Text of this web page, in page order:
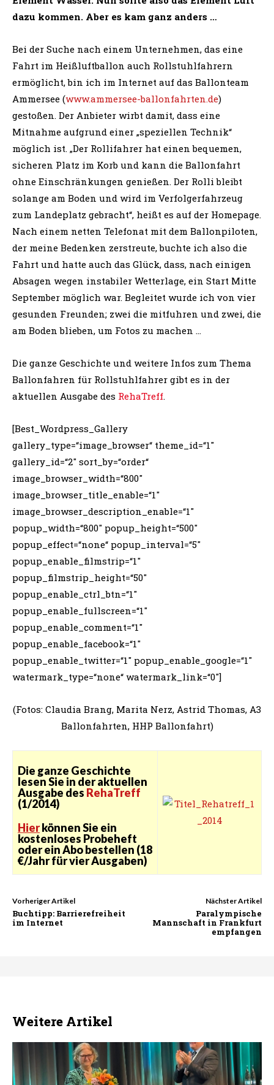
dazu kommen. Aber es kam ganz anders …
Bei der Suche nach einem Unternehmen, das eine
Fahrt im Heißluftballon auch Rollstuhlfahrern
ermöglicht, bin ich im Internet auf das Ballonteam
Ammersee (www.ammersee-ballonfahrten.de)
gestoßen. Der Anbieter wirbt damit, dass eine
Mitnahme aufgrund einer „speziellen Technik“
möglich ist. „Der Rollifahrer hat einen bequemen,
sicheren Platz im Korb und kann die Ballonfahrt
ohne Einschränkungen genießen. Der Rolli bleibt
solange am Boden und wird im Verfolgerfahrzeug
zum Landeplatz gebracht“, heißt es auf der Homepage.
Nach einem netten Telefonat mit dem Ballonpiloten,
der meine Bedenken zerstreute, buchte ich also die
Fahrt und hatte auch das Glück, dass, nach einigen
Absagen wegen instabiler Wetterlage, ein Start Mitte
September möglich war. Begleitet wurde ich von vier
gesunden Freunden; zwei die mitfuhren und zwei, die
am Boden blieben, um Fotos zu machen …
Die ganze Geschichte und weitere Infos zum Thema
Ballonfahren für Rollstuhlfahrer gibt es in der
aktuellen Ausgabe des RehaTreff.
[Best_Wordpress_Gallery
gallery_type=“image_browser“ theme_id=“1″
gallery_id=“2″ sort_by=“order“
image_browser_width=“800″
image_browser_title_enable=“1″
image_browser_description_enable=“1″
popup_width=“800″ popup_height=“500″
popup_effect=“none“ popup_interval=“5″
popup_enable_filmstrip=“1″
popup_filmstrip_height=“50″
popup_enable_ctrl_btn=“1″
popup_enable_fullscreen=“1″
popup_enable_comment=“1″
popup_enable_facebook=“1″
popup_enable_twitter=“1″ popup_enable_google=“1″
watermark_type=“none“ watermark_link=“0″]
(Fotos: Claudia Brang, Marita Nerz, Astrid Thomas, A3
Ballonfahrten, HHP Ballonfahrt)
Die ganze Geschichte
lesen Sie in der aktuellen
Ausgabe des RehaTreff
(1/2014)
Hierkönnen Sie ein
kostenloses Probeheft
oder ein Abo bestellen (18
€/Jahr für vier Ausgaben)
Vorheriger Artikel
Buchtipp: Barrierefreiheit
im Internet
Nächster Artikel
Paralympische
Mannschaft in Frankfurt
empfangen
Weitere Artikel